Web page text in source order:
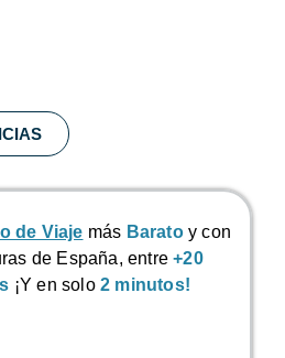
de Viaje más Baratoy con
de España, entre+20
¡Y en solo 2 minutos!